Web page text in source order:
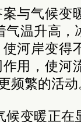
与气候变
气温升高
河岸变得
用，使河
频繁的活动
候变暖正